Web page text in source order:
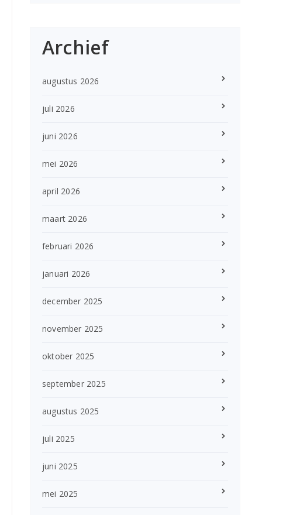
Archief
augustus 2026
juli 2026
juni 2026
mei 2026
april 2026
maart 2026
februari 2026
januari 2026
december 2025
november 2025
oktober 2025
september 2025
augustus 2025
juli 2025
juni 2025
mei 2025